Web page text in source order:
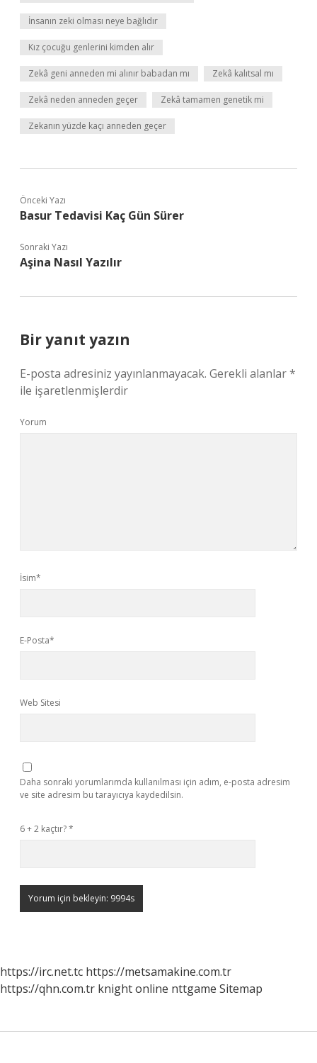
İnsanın zeki olması neye bağlıdır
Kız çocuğu genlerini kimden alır
Zekâ geni anneden mi alınır babadan mı Zekâ kalıtsal mı
Zekâ neden anneden geçer Zekâ tamamen genetik mi
Zekanın yüzde kaçı anneden geçer
Önceki Yazı
Basur Tedavisi Kaç Gün Sürer
Sonraki Yazı
Aşina Nasıl Yazılır
Bir yanıt yazın
E-posta adresiniz yayınlanmayacak. Gerekli alanlar*
ile işaretlenmişlerdir
Yorum
İsim*
E-Posta*
Web Sitesi
Daha sonraki yorumlarımda kullanılması için adım, e-posta adresim
ve site adresim bu tarayıcıya kaydedilsin.
6 + 2 kaçtır?*
https://irc.net.tc https://metsamakine.com.tr
https://qhn.com.tr knight online nttgame Sitemap